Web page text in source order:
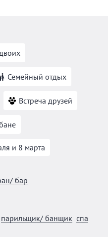
Семейный отдых
Встреча друзей
и 8 марта
бар
парильщик/ банщик спа